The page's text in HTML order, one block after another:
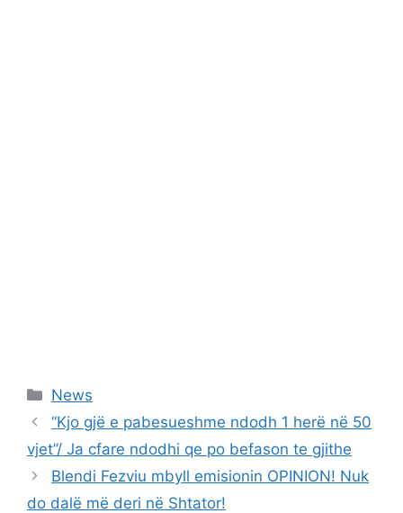
Categories
News
“Kjo gjë e pabesueshme ndodh 1 herë në 50
vjet”/ Ja cfare ndodhi qe po befason te gjithe
Blendi Fezviu mbyll emisionin OPINION! Nuk
do dalë më deri në Shtator!